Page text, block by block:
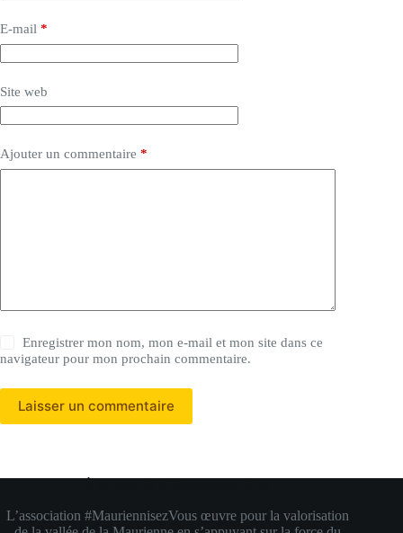
E-mail *
Site web
Ajouter un commentaire *
Enregistrer mon nom, mon e-mail et mon site dans ce
navigateur pour mon prochain commentaire.
Laisser un commentaire
L’association #MauriennisezVous œuvre pour la valorisation